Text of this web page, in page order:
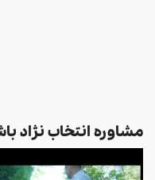
مشاوره انتخاب نژاد